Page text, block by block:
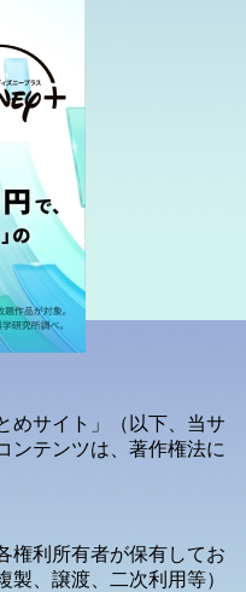
めサイト」（以下、当サ
ンテンツは、著作権法に
権利所有者が保有してお
製、譲渡、二次利用等）